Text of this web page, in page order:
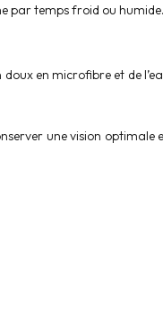
par temps froid ou humide.
en microfibre et de
une vision